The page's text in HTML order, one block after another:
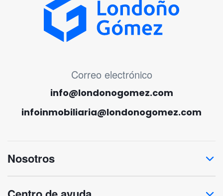
MENÚ CORREO ELECTRÓNICO
Correo electrónico
info@londonogomez.com
infoinmobiliaria@londonogomez.com
Nosotros